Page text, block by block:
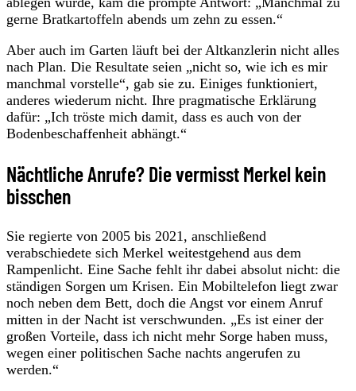
gerne Bratkartoffeln abends um zehn zu essen.“
Aber auch im Garten läuft bei der Altkanzlerin nicht alles
nach Plan. Die Resultate seien „nicht so, wie ich es mir
manchmal vorstelle“, gab sie zu. Einiges funktioniert,
anderes wiederum nicht. Ihre pragmatische Erklärung
dafür: „Ich tröste mich damit, dass es auch von der
Bodenbeschaffenheit abhängt.“
Nächtliche Anrufe? Die vermisst Merkel kein
bisschen
Sie regierte von 2005 bis 2021, anschließend
verabschiedete sich Merkel weitestgehend aus dem
Rampenlicht. Eine Sache fehlt ihr dabei absolut nicht: die
ständigen Sorgen um Krisen. Ein Mobiltelefon liegt zwar
noch neben dem Bett, doch die Angst vor einem Anruf
mitten in der Nacht ist verschwunden. „Es ist einer der
großen Vorteile, dass ich nicht mehr Sorge haben muss,
wegen einer politischen Sache nachts angerufen zu
werden.“